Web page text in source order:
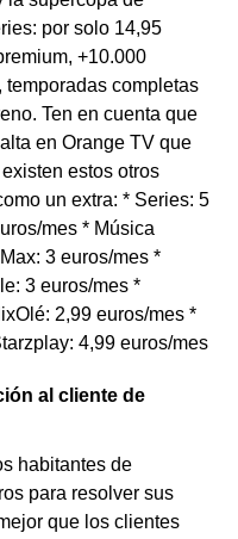
por solo 14,95
+10.000
completas
Ten en cuenta que
en Orange TV que
estos otros
un extra: * Series: 5
mes * Música
3 euros/mes *
3 euros/mes *
2,99 euros/mes *
4,99 euros/mes
al cliente de
habitantes de
para resolver sus
que los clientes